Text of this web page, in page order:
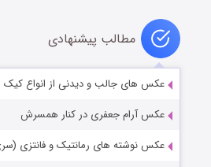
مطالب پیشنهادی
عکس های جالب و دیدنی از انواع کیک
عکس آرام جعفری در كنار همسرش
عکس نوشته های رمانتیک و فانتزی (سری